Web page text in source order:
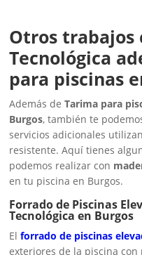
Otros trabajos
Tecnológica
para piscinas
Además deTarima para
Burgos, también te
servicios adicionales
resistente. Aquí tienes
podemos realizar con
en tu piscina en Burgos.
Forrado de Piscinas
Tecnológica en Burgos
Elforrado de piscinas
exteriores de la piscina con